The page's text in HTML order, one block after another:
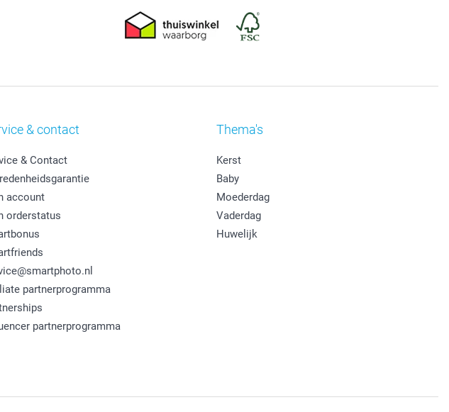
& contact
& Contact
account
orderstatus
partnerprogramma
partnerprogramma
Thema's
Kerst
Baby
Moederdag
Vaderdag
Huwelijk